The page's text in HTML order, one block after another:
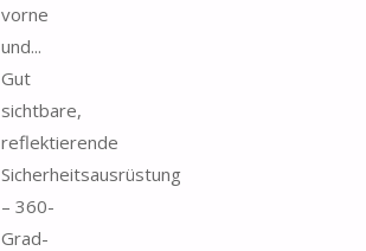
vorne
und...
Gut
sichtbare,
reflektierende
Sicherheitsausrüstung
– 360-
Grad-